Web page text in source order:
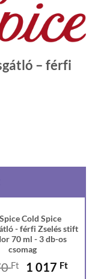
– férfi
Cold Spice
- férfi Zselés stift
70 ml - 3 db-os
csomag
Ft
Original
1 017 Ft